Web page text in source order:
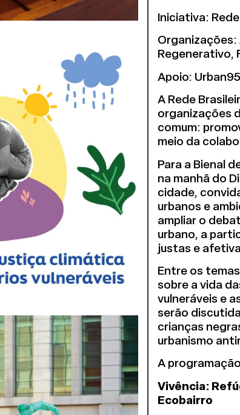
Iniciativa:
Organizações:
Regenerativo,
Apoio:
A Rede
organizações
comum:
meio da
Para a Bienal
na manhã do
cidade,
urbanos e
ampliar o
urbano, a
justas e
Entre os
sobre a vida
vulneráveis e
serão
crianças
urbanismo
A
Vivência:
Ecobairro